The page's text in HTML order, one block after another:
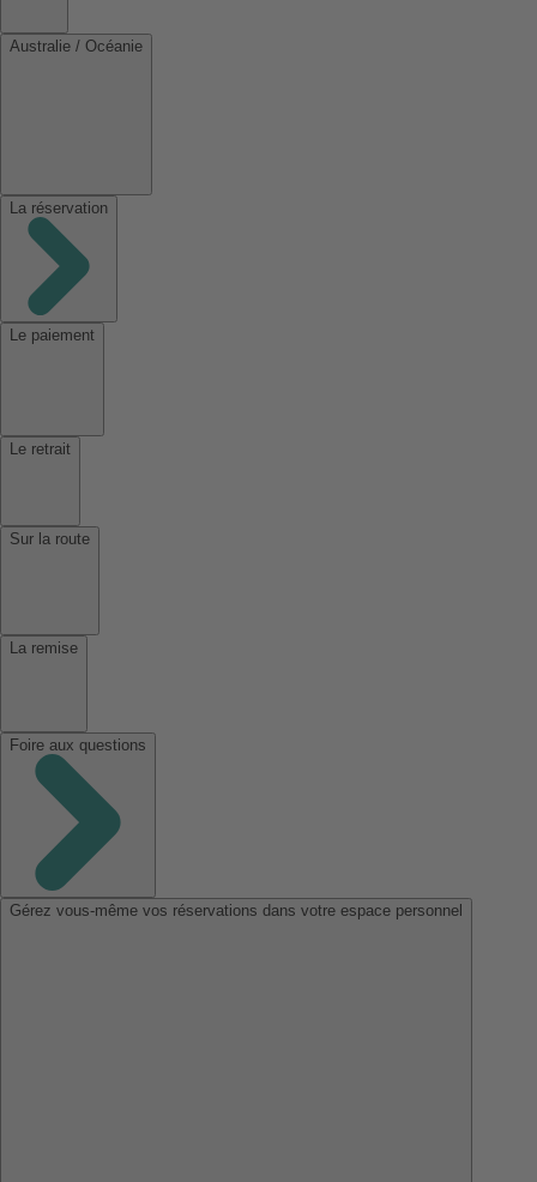
Australie / Océanie
La réservation
Le paiement
Le retrait
Sur la route
La remise
Foire aux questions
Gérez vous-même vos réservations dans votre espace personnel